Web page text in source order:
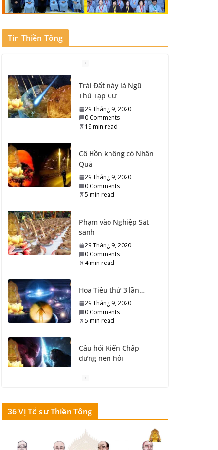
Tin Thiền Tông
Trái Đất này là Ngũ
Thú Tạp Cư
29 Tháng 9, 2020
0 Comments
19 min read
Cô Hồn không có Nhân
Quả
29 Tháng 9, 2020
0 Comments
5 min read
Phạm vào Nghiệp Sát
sanh
29 Tháng 9, 2020
0 Comments
4 min read
Hoa Tiêu thử 3 lần…
29 Tháng 9, 2020
0 Comments
5 min read
Câu hỏi Kiến Chấp
đừng nên hỏi
0 Comments
Pháp Trần rất quan
29 Tháng 9, 2020
36 Vị Tổ sư Thiền Tông